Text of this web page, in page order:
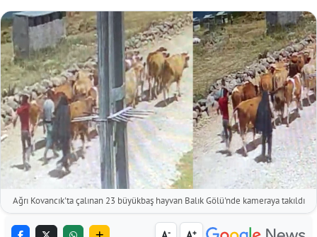
Ağrı Kovancık'ta çalınan 23 büyükbaş hayvan Balık Gölü'nde kameraya takıldı
- +